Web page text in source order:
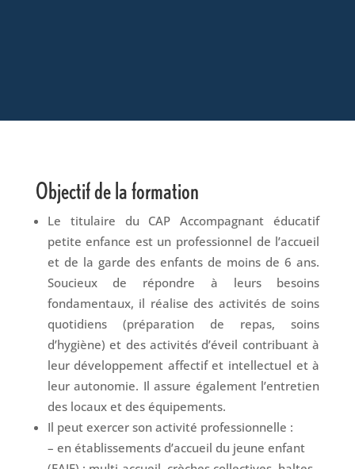
Objectif de la formation
Le titulaire du CAP Accompagnant éducatif
petite enfance est un professionnel de l’accueil
et de la garde des enfants de moins de 6 ans.
Soucieux de répondre à leurs besoins
fondamentaux, il réalise des activités de soins
quotidiens (préparation de repas, soins
d’hygiène) et des activités d’éveil contribuant à
leur développement affectif et intellectuel et à
leur autonomie. Il assure également l’entretien
des locaux et des équipements.
Il peut exercer son activité professionnelle :
– en établissements d’accueil du jeune enfant